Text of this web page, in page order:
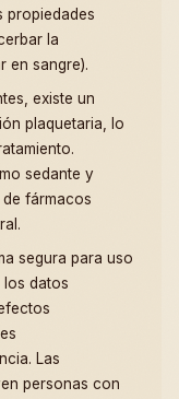
propiedades
la
en sangre).
existe un
plaquetaria, lo
sedante y
fármacos
segura para uso
los datos
Las
personas con